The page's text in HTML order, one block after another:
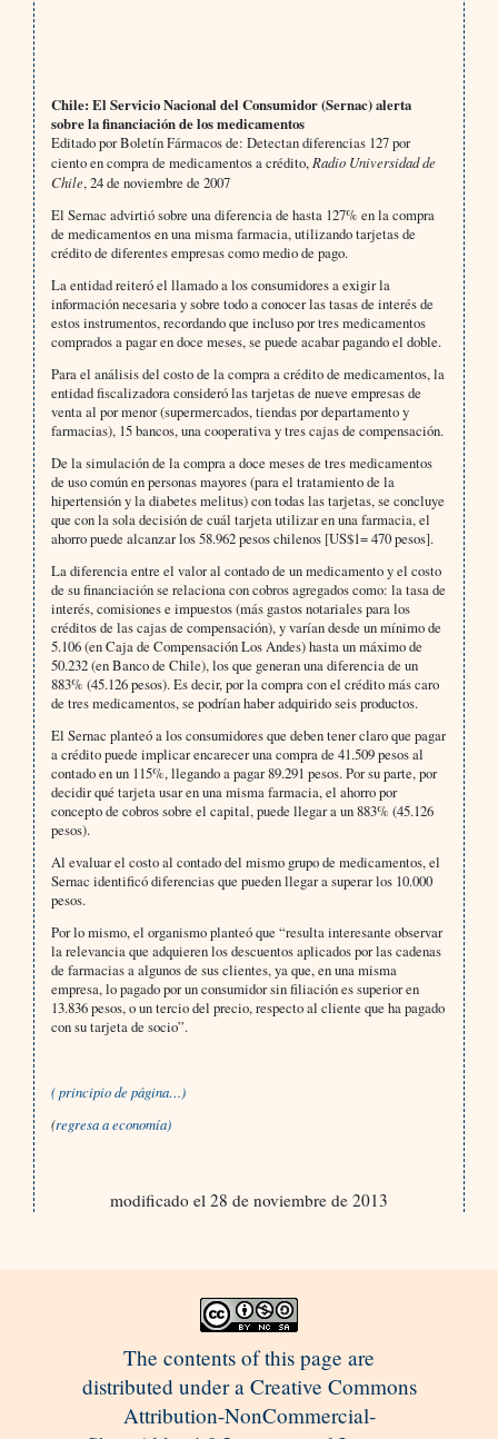
Chile: El Servicio Nacional del Consumidor (Sernac) alerta
sobre la financiación de los medicamentos
Editado por Boletín Fármacos de: Detectan diferencias 127 por
ciento en compra de medicamentos a crédito, Radio Universidad de
Chile, 24 de noviembre de 2007
El Sernac advirtió sobre una diferencia de hasta 127% en la compra
de medicamentos en una misma farmacia, utilizando tarjetas de
crédito de diferentes empresas como medio de pago.
La entidad reiteró el llamado a los consumidores a exigir la
información necesaria y sobre todo a conocer las tasas de interés de
estos instrumentos, recordando que incluso por tres medicamentos
comprados a pagar en doce meses, se puede acabar pagando el doble.
Para el análisis del costo de la compra a crédito de medicamentos, la
entidad fiscalizadora consideró las tarjetas de nueve empresas de
venta al por menor (supermercados, tiendas por departamento y
farmacias), 15 bancos, una cooperativa y tres cajas de compensación.
De la simulación de la compra a doce meses de tres medicamentos
de uso común en personas mayores (para el tratamiento de la
hipertensión y la diabetes melitus) con todas las tarjetas, se concluye
que con la sola decisión de cuál tarjeta utilizar en una farmacia, el
ahorro puede alcanzar los 58.962 pesos chilenos [US$1= 470 pesos].
La diferencia entre el valor al contado de un medicamento y el costo
de su financiación se relaciona con cobros agregados como: la tasa de
interés, comisiones e impuestos (más gastos notariales para los
créditos de las cajas de compensación), y varían desde un mínimo de
5.106 (en Caja de Compensación Los Andes) hasta un máximo de
50.232 (en Banco de Chile), los que generan una diferencia de un
883% (45.126 pesos). Es decir, por la compra con el crédito más caro
de tres medicamentos, se podrían haber adquirido seis productos.
El Sernac planteó a los consumidores que deben tener claro que pagar
a crédito puede implicar encarecer una compra de 41.509 pesos al
contado en un 115%, llegando a pagar 89.291 pesos. Por su parte, por
decidir qué tarjeta usar en una misma farmacia, el ahorro por
concepto de cobros sobre el capital, puede llegar a un 883% (45.126
pesos).
Al evaluar el costo al contado del mismo grupo de medicamentos, el
Sernac identificó diferencias que pueden llegar a superar los 10.000
pesos.
Por lo mismo, el organismo planteó que “resulta interesante observar
la relevancia que adquieren los descuentos aplicados por las cadenas
de farmacias a algunos de sus clientes, ya que, en una misma
empresa, lo pagado por un consumidor sin filiación es superior en
13.836 pesos, o un tercio del precio, respecto al cliente que ha pagado
con su tarjeta de socio”.
( principio de página…)
(regresa a economía)
modificado el 28 de noviembre de 2013
The contents of this page are
distributed under a Creative Commons
Attribution-NonCommercial-